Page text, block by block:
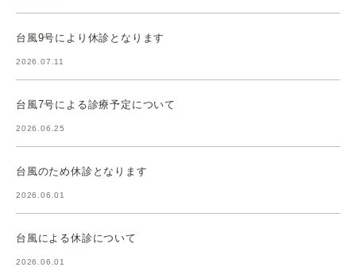
台風9号により休診となります
2026.07.11
台風7号による診療予定について
2026.06.25
台風のため休診となります
2026.06.01
台風による休診について
2026.06.01